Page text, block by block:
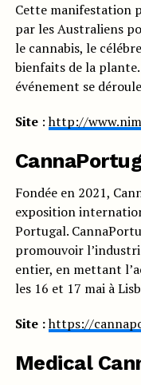
Cette manifestation
par les Australiens
le cannabis, le
bienfaits de la
événement se
Site:http://
Fondée en 2021,
exposition
Portugal.
promouvoir
entier, en mettant
les 16 et 17 mai à
Site :https://
Medical